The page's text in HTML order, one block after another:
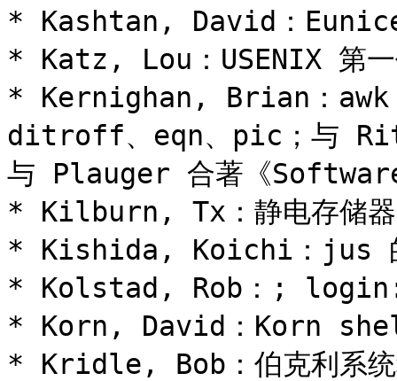
* Kashtan, David：
* Katz, Lou：USENIX 第一
* Kernighan, Brian：
ditroff、eqn、pic；与
与 Plauger 合著《
* Kilburn, Tx：静电存储器
* Kishida, Koichi：jus 的
* Kolstad, Rob：; login:
* Korn, David：Korn
* Kridle, Bob：伯克利系统